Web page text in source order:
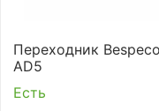
Переходник Bespeco
AD5
Есть